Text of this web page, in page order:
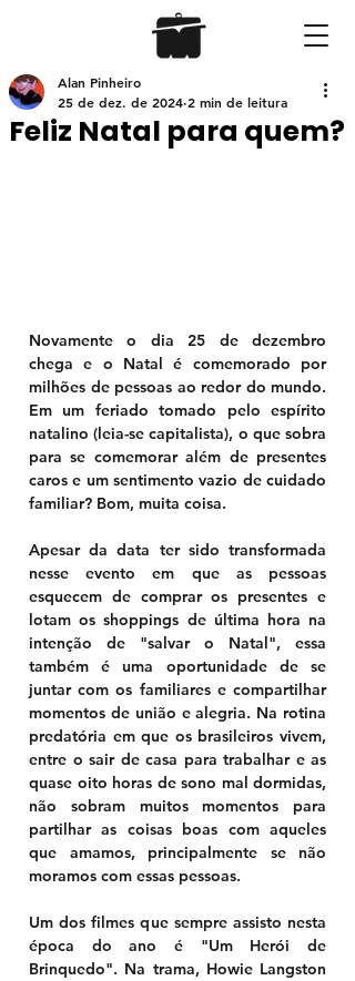
Feliz Natal para quem?
Alan Pinheiro
25 de dez. de 2024 2 min de leitura
Novamente o dia 25 de dezembro
chega e o Natal é comemorado por
milhões de pessoas ao redor do mundo.
Em um feriado tomado pelo espírito
natalino (leia-se capitalista), o que sobra
para se comemorar além de presentes
caros e um sentimento vazio de cuidado
familiar? Bom, muita coisa.
Apesar da data ter sido transformada
nesse evento em que as pessoas
esquecem de comprar os presentes e
lotam os shoppings de última hora na
intenção de "salvar o Natal", essa
também é uma oportunidade de se
juntar com os familiares e compartilhar
momentos de união e alegria. Na rotina
predatória em que os brasileiros vivem,
entre o sair de casa para trabalhar e as
quase oito horas de sono mal dormidas,
não sobram muitos momentos para
partilhar as coisas boas com aqueles
que amamos, principalmente se não
moramos com essas pessoas.
Um dos filmes que sempre assisto nesta
época do ano é "Um Herói de
Brinquedo". Na trama, Howie Langston